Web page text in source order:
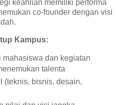
keahlian memiliki performa
co-founder dengan visi
Kampus:
mahasiswa dan kegiatan
talenta
(teknis, bisnis, desain,